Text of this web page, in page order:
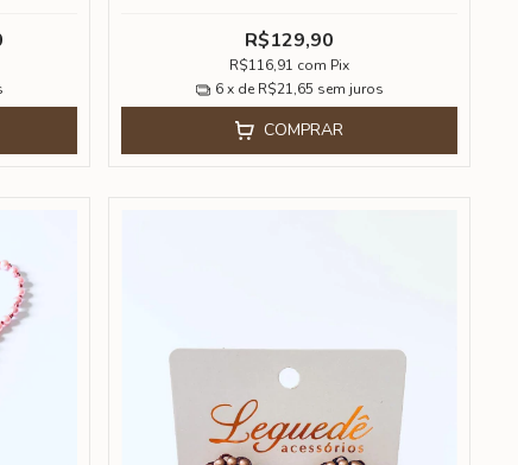
R$129,90
R$116,91 com Pix
6 x de R$21,65 sem juros
COMPRAR